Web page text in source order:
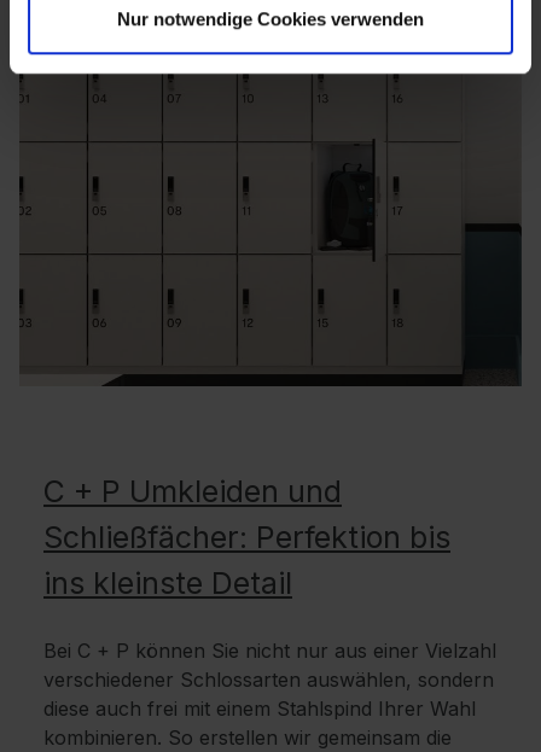
Nur notwendige Cookies verwenden
C + P Umkleiden und
Schließfächer: Perfektion bis
ins kleinste Detail
Bei C + P können Sie nicht nur aus einer Vielzahl
verschiedener Schlossarten auswählen, sondern
diese auch frei mit einem Stahlspind Ihrer Wahl
kombinieren. So erstellen wir gemeinsam die